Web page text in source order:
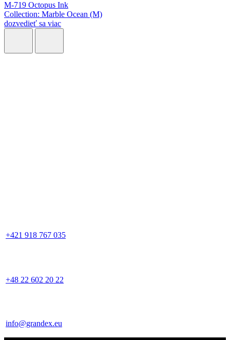
M-719 Octopus Ink
Collection: Marble Ocean (M)
dozvedieť sa viac
+421 918 767 035
+48 22 602 20 22
info@grandex.eu